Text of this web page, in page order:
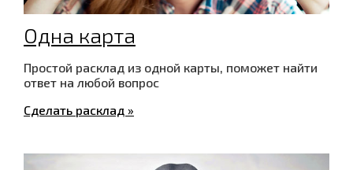
Одна карта
Простой расклад из одной карты, поможет найти
ответ на любой вопрос
Сделать расклад »